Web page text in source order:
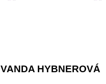
VANDA HYBNEROVÁ